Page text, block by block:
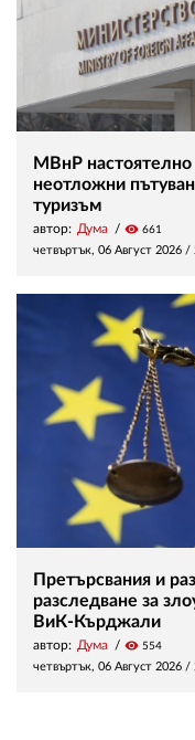
МВнР настоятелно
неотложни
туризъм
автор: Дума visibility 661
четвъртък, 06 Август 2026 /
Претърсвания и
разследване за
ВиК-Кърджали
автор: Дума visibility 554
четвъртък, 06 Август 2026 /